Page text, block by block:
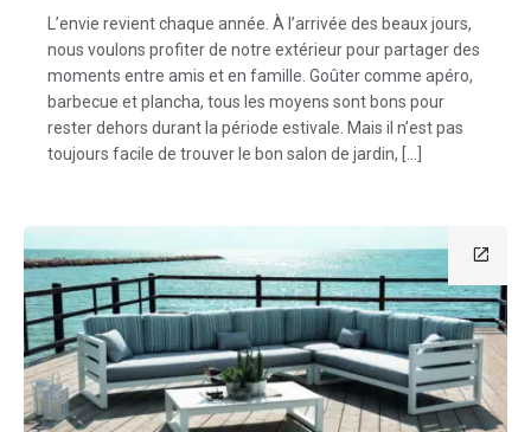
L’envie revient chaque année. À l’arrivée des beaux jours,
nous voulons profiter de notre extérieur pour partager des
moments entre amis et en famille. Goûter comme apéro,
barbecue et plancha, tous les moyens sont bons pour
rester dehors durant la période estivale. Mais il n’est pas
toujours facile de trouver le bon salon de jardin, […]